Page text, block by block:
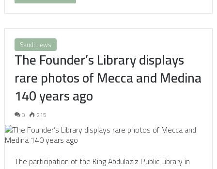
Saudi news
The Founder’s Library displays
rare photos of Mecca and Medina
140 years ago
0 215
The participation of the King Abdulaziz Public Library in